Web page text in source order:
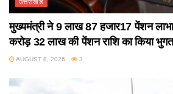
उत्तराखंड
मुख्यमंत्री ने 9 लाख 87 हजार17 पेंशन
करोड़ 32 लाख की पेंशन राशि का किया
AUGUST 8, 2026 3